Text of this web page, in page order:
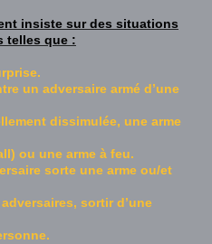
insiste sur des situations
telles que :
un adversaire armé d’une
dissimulée, une arme
) ou une arme à feu.
sorte une arme ou/et
sortir d’une